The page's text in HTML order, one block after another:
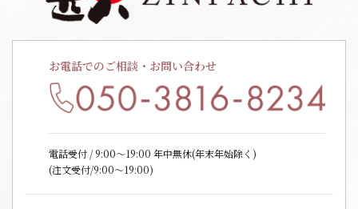
お電話でのご相談・お問い合わせ
電話受付 / 9:00〜19:00 年中無休(年末年始除く)
(注文受付/9:00～19:00)